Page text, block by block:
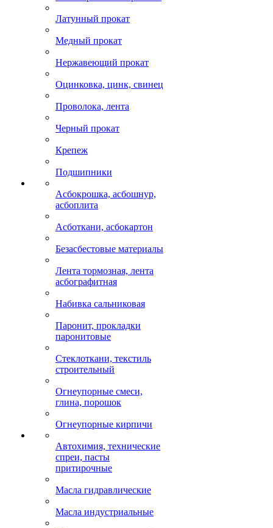
Латунный прокат
Медный прокат
Нержавеющий прокат
Оцинковка, цинк, свинец
Проволока, лента
Черный прокат
Крепеж
Подшипники
Асбокрошка, асбошнур,
асбоплита
Асботкани, асбокартон
Безасбестовые материалы
Лента тормозная, лента
асбографитная
Набивка сальниковая
Паронит, прокладки
паронитовые
Стеклоткани, текстиль
строительный
Огнеупорные смеси,
глина, порошок
Огнеупорные кирпичи
Автохимия, технические
спреи, пасты
притирочные
Масла гидравлические
Масла индустриальные